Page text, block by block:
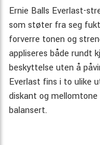
Ernie Balls Everlast-
som støter fra seg
forverre tonen og
appliseres både rundt
beskyttelse uten å
Everlast fins i to ulike
diskant og
balansert.